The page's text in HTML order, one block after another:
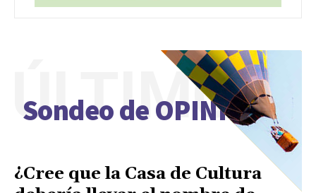
Sondeo de OPINIÓN
ÚLTIMO
¿Cree que la Casa de Cultura